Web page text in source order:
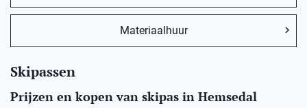
Materiaalhuur
Skipassen
Prijzen en kopen van skipas in Hemsedal